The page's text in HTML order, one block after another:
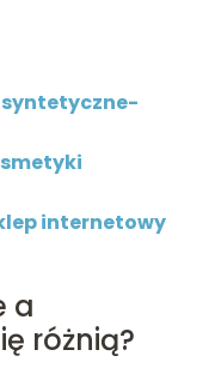
internetowy
a
różnią?